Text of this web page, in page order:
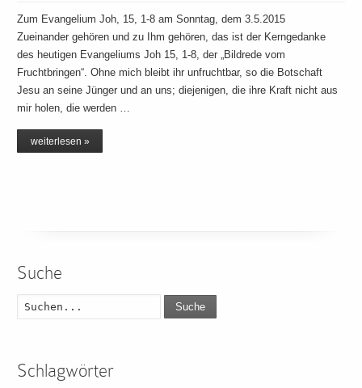
Zum Evangelium Joh, 15, 1-8 am Sonntag, dem 3.5.2015
Zueinander gehören und zu Ihm gehören, das ist der Kerngedanke
des heutigen Evangeliums Joh 15, 1-8, der „Bildrede vom
Fruchtbringen“. Ohne mich bleibt ihr unfruchtbar, so die Botschaft
Jesu an seine Jünger und an uns; diejenigen, die ihre Kraft nicht aus
mir holen, die werden …
weiterlesen »
Suche
Suche
Schlagwörter